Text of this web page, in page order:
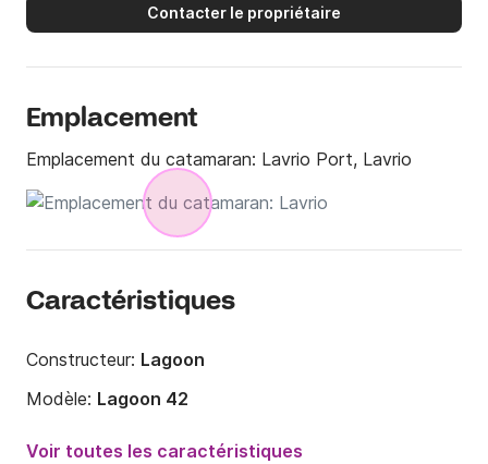
Contacter le propriétaire
Emplacement
Emplacement du catamaran: Lavrio Port, Lavrio
Caractéristiques
Constructeur: Lagoon
Modèle: Lagoon 42
Année:
2017 (Rénové en 2023)
Voir toutes les caractéristiques